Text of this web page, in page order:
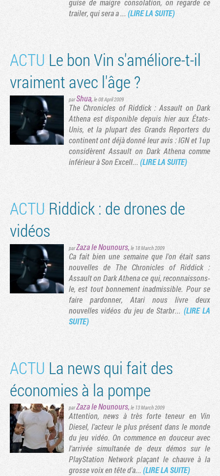
guise de maigre consolation, on regarde ce
trailer, qui sera a ... (LIRE LA SUITE)
ACTU Le bon Vin s'améliore-t-il
vraiment avec l'âge ?
parShua, le 08 April 2009
The Chronicles of Riddick : Assault on Dark
Athena est disponible depuis hier aux États-
Unis, et la plupart des Grands Reporters du
continent ont déjà donné leur avis : IGN et 1up
considèrent Assault on Dark Athena comme
inférieur à Son Excell... (LIRE LA SUITE)
ACTU Riddick : de drones de
vidéos
parZaza le Nounours, le 18 March 2009
Ca fait bien une semaine que l'on était sans
nouvelles de The Chronicles of Riddick :
Assault on Dark Athena ce qui, reconnaissons-
le, est tout bonnement inadmissible. Pour se
faire pardonner, Atari nous livre deux
nouvelles vidéos du jeu de Starbr... (LIRE LA
SUITE)
ACTU La news qui fait des
économies à la pompe
parZaza le Nounours, le 13 March 2009
Attention, news à très forte teneur en Vin
Diesel, l'acteur le plus présent dans le monde
du jeu vidéo. On commence en douceur avec
l'arrivée simultanée de deux démos sur le
PlayStation Network plaçant le chauve à la
grosse voix en tête d'a...(LIRE LA SUITE)